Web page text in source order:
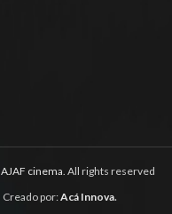
AJAF cinema . All rights reserved
Creado por:Acá Innova.